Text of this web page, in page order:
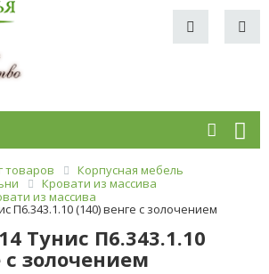
товаров
Корпусная мебель
Кровати из массива
из массива
П6.343.1.10 (140) венге с золочением
Тунис П6.343.1.10
с золочением